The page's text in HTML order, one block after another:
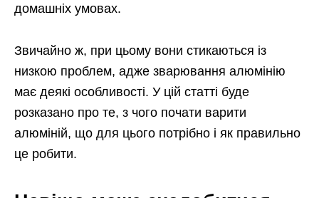
домашніх умовах.
Звичайно ж, при цьому вони стикаються із
низкою проблем, адже зварювання алюмінію
має деякі особливості. У цій статті буде
розказано про те, з чого почати варити
алюміній, що для цього потрібно і як правильно
це робити.